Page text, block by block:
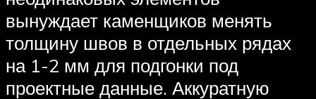
вынуждает каменщиков менять
толщину швов в отдельных рядах
на 1-2 мм для подгонки под
проектные данные. Аккуратную